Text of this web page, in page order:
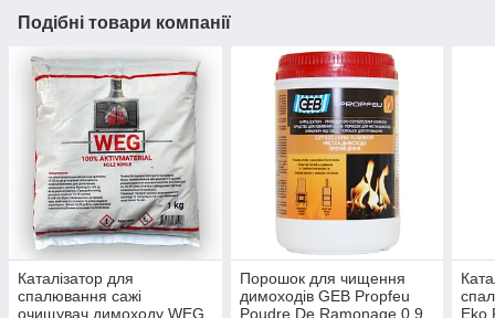
Подібні товари компанії
Каталізатор для
спалювання сажі
очищувач димоходу WEG
Порошок для чищення
димоходів GEB Propfeu
Poudre De Ramonage 0,9
Eko